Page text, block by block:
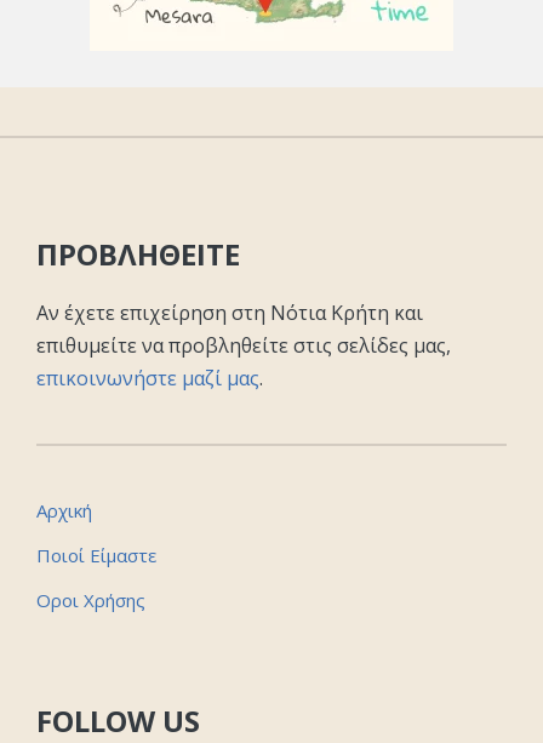
ΠΡΟΒΛΗΘΕΙΤΕ
Αν έχετε επιχείρηση στη Νότια Κρήτη και
επιθυμείτε να προβληθείτε στις σελίδες μας,
επικοινωνήστε μαζί μας.
Αρχική
Ποιοί Είμαστε
Οροι Χρήσης
FOLLOW US